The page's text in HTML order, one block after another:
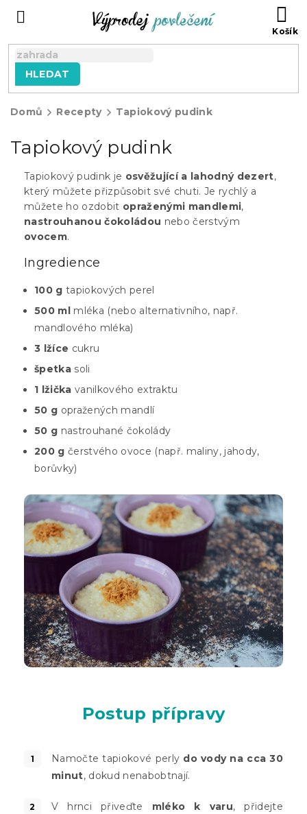
HLEDAT
Domů Recepty Tapiokový pudink
Tapiokový pudink
Tapiokový pudink je osvěžující a lahodný dezert,
který můžete přizpůsobit své chuti. Je rychlý a
můžete ho ozdobit opraženými mandlemi,
nastrouhanou čokoládou nebo čerstvým
ovocem.
Ingredience
100 g tapiokových perel
500 ml mléka (nebo alternativního, např.
mandlového mléka)
3 lžíce cukru
špetka soli
1 lžička vanilkového extraktu
50 g opražených mandlí
50 g nastrouhané čokolády
200 g čerstvého ovoce (např. maliny, jahody,
borůvky)
Postup přípravy
Namočte tapiokové perly do vody na cca 30
minut, dokud nenabobtnají.
V hrnci přiveďte mléko k varu, přidejte